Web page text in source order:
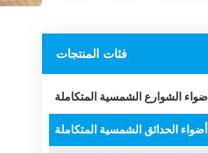
فئات المنتجات
أضواء الشوارع الشمسية المتكاملة
أضواء الحدائق الشمسية المتكاملة